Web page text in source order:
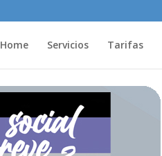
Home Servicios Tarifas